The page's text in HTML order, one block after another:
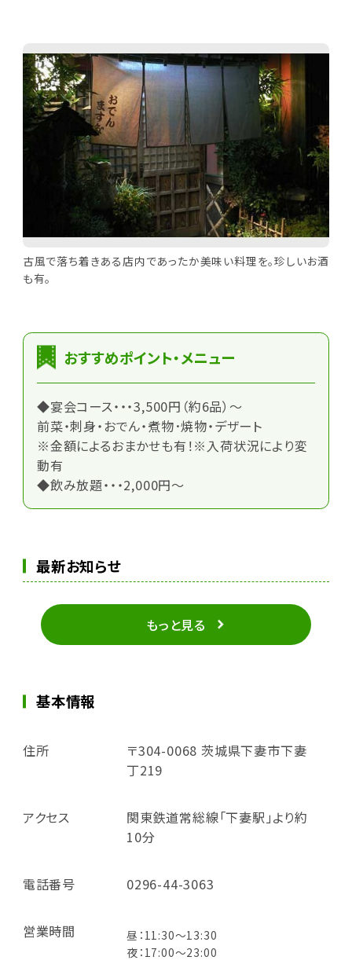
古風で落ち着きある店内であったか美味い料理を。珍しいお酒
も有。
おすすめポイント・メニュー
◆宴会コース・・・3,500円（約6品）～
前菜・刺身・おでん・煮物･焼物・デザート
※金額によるおまかせも有！※入荷状況により変
動有
◆飲み放題・・・2,000円～
最新お知らせ
もっと見る
基本情報
住所
〒304-0068 茨城県下妻市下妻
丁219
アクセス
関東鉄道常総線「下妻駅」より約
10分
電話番号 0296-44-3063
営業時間
昼：11:30～13:30
夜：17:00～23:00